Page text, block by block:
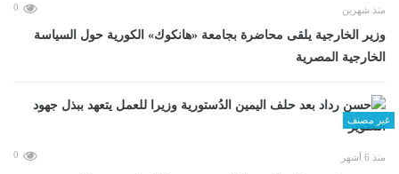
منذ شهرين 0
وزير الخارجية يلقى محاضرة بجامعة «هانكوك» الكورية حول السياسة
الخارجية المصرية
غير مصنف
منذ 6 أشهر 0